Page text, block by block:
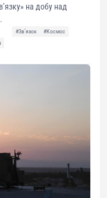
на добу над
#Звʼязок
#Космос